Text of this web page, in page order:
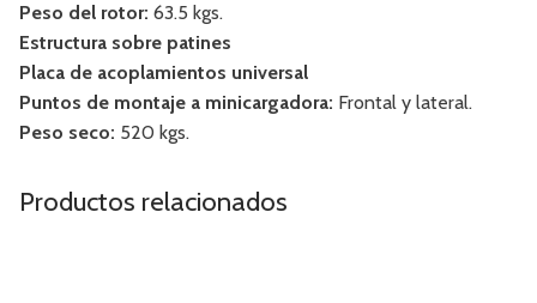
Peso del rotor: 63.5 kgs.
Estructura sobre patines
Placa de acoplamientos universal
Puntos de montaje a minicargadora: Frontal y lateral.
Peso seco: 520 kgs.
Productos relacionados